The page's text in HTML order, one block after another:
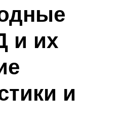
и их
и